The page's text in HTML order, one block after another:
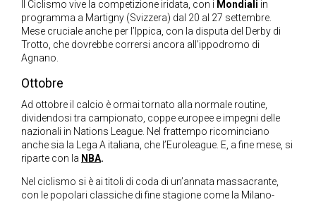
Il Ciclismo vive la competizione iridata, con i Mondiali in
programma a Martigny (Svizzera) dal 20 al 27 settembre.
Mese cruciale anche per l’Ippica, con la disputa del Derby di
Trotto, che dovrebbe corrersi ancora all’ippodromo di
Agnano.
Ottobre
Ad ottobre il calcio è ormai tornato alla normale routine,
dividendosi tra campionato, coppe europee e impegni delle
nazionali in Nations League. Nel frattempo ricominciano
anche sia la Lega A italiana, che l’Euroleague. E, a fine mese, si
riparte con la NBA.
Nel ciclismo si è ai titoli di coda di un’annata massacrante,
con le popolari classiche di fine stagione come la Milano-